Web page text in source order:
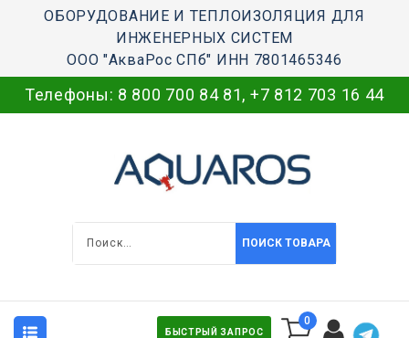
ОБОРУДОВАНИЕ И ТЕПЛОИЗОЛЯЦИЯ ДЛЯ
ИНЖЕНЕРНЫХ СИСТЕМ
ООО "АкваРос СПб" ИНН 7801465346
Телефоны: 8 800 700 84 81, +7 812 703 16 44
ПОИСК ТОВАРА
БЫСТРЫЙ ЗАПРОС
0